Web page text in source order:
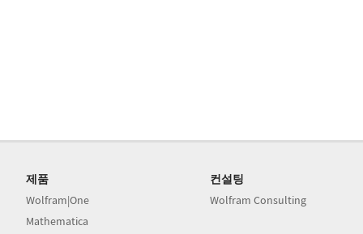
제품
Wolfram|One
Mathematica
컨설팅
Wolfram Consulting